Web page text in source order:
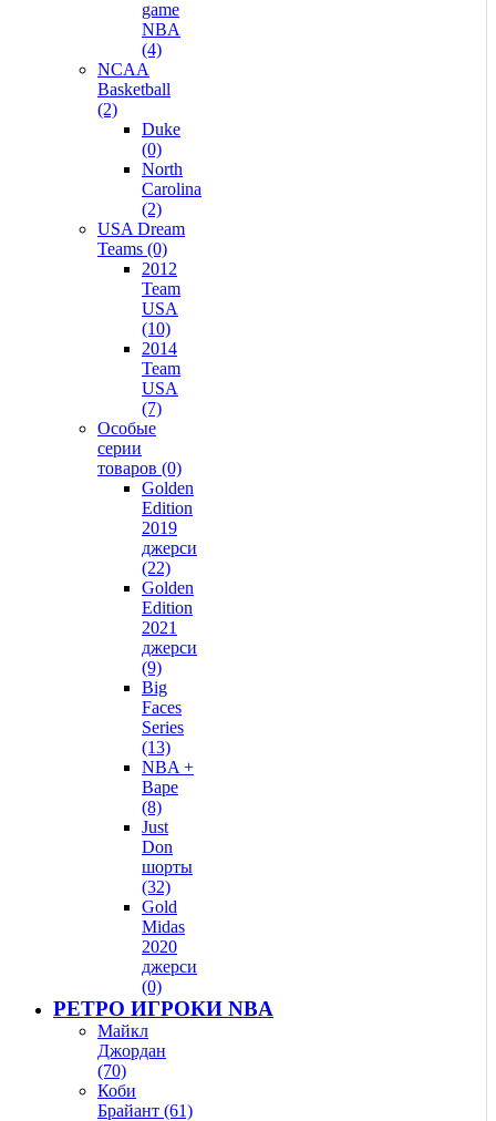
game
NBA
(4)
NCAA
Basketball
(2)
Duke
(0)
North
Carolina
(2)
USA Dream
Teams (0)
2012
Team
USA
(10)
2014
Team
USA
(7)
Особые
серии
товаров (0)
Golden
Edition
2019
джерси
(22)
Golden
Edition
2021
джерси
(9)
Big
Faces
Series
(13)
NBA +
Bape
(8)
Just
Don
шорты
(32)
Gold
Midas
2020
джерси
(0)
РЕТРО ИГРОКИ NBA
Майкл
Джордан
(70)
Коби
Брайант (61)